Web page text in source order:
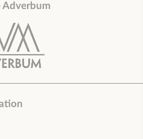
Adverbum